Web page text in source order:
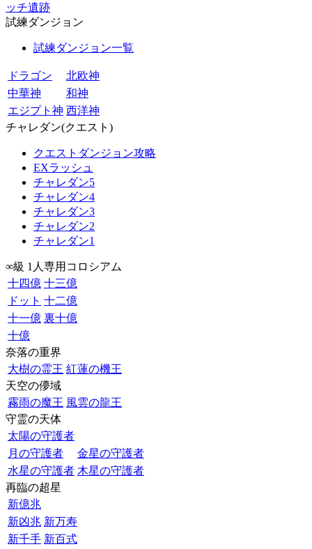
ッチ遺跡
試練ダンジョン
試練ダンジョン一覧
ドラゴン
北欧神
中華神
和神
エジプト神 西洋神
チャレダン(クエスト)
クエストダンジョン攻略
EXラッシュ
チャレダン5
チャレダン4
チャレダン3
チャレダン2
チャレダン1
∞級 1人専用コロシアム
十四億 十三億
ドット 十二億
十一億 裏十億
十億
奈落の重界
大樹の霊王 紅蓮の機王
天空の儚域
霧雨の魔王 風雲の龍王
守霊の天体
太陽の守護者
月の守護者
金星の守護者
水星の守護者 木星の守護者
再臨の超星
新億兆
新凶兆 新万寿
新千手 新百式